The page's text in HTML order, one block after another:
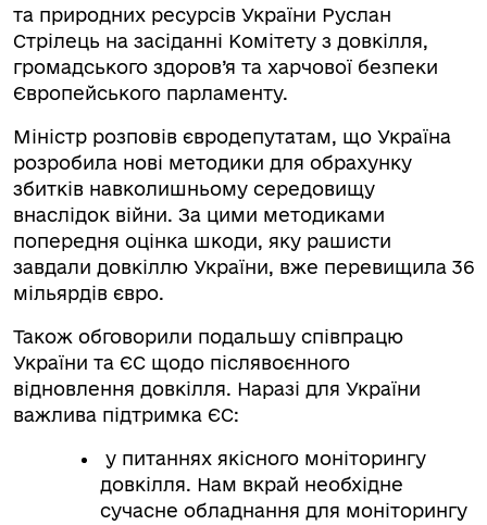
та природних ресурсів України Руслан
Стрілець на засіданні Комітету з довкілля,
громадського здоров’я та харчової безпеки
Європейського парламенту.
Міністр розповів євродепутатам, що Україна
розробила нові методики для обрахунку
збитків навколишньому середовищу
внаслідок війни. За цими методиками
попередня оцінка шкоди, яку рашисти
завдали довкіллю України, вже перевищила 36
мільярдів євро.
Також обговорили подальшу співпрацю
України та ЄС щодо післявоєнного
відновлення довкілля. Наразі для України
важлива підтримка ЄС:
у питаннях якісного моніторингу
довкілля. Нам вкрай необхідне
сучасне обладнання для моніторингу